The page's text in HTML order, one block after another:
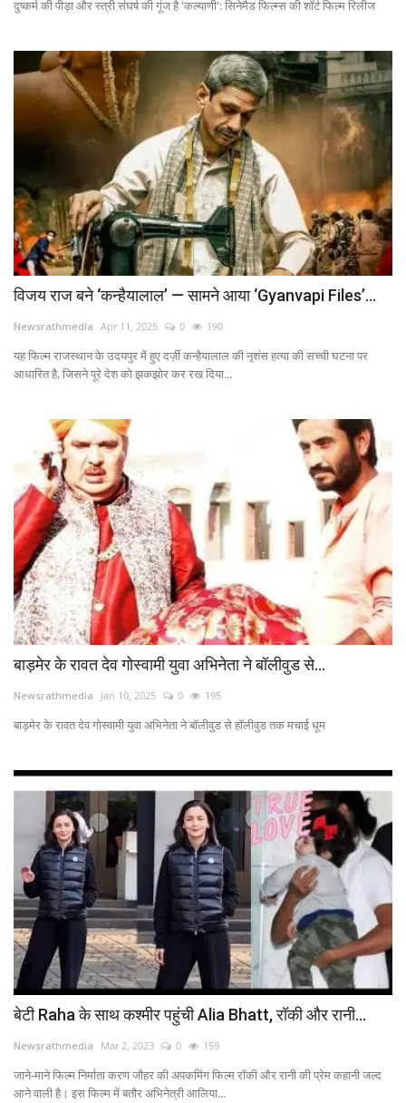
दुष्कर्म की पीड़ा और स्त्री संघर्ष की गूंज है 'कल्याणी': सिनेमैड फिल्म्स की शॉर्ट फिल्म रिलीज
विजय राज बने ‘कन्हैयालाल’ — सामने आया ‘Gyanvapi Files’...
Newsrathmedia Apr 11, 2025 0 190
यह फिल्म राजस्थान के उदयपुर में हुए दर्ज़ी कन्हैयालाल की नृशंस हत्या की सच्ची घटना पर
आधारित है, जिसने पूरे देश को झकझोर कर रख दिया...
बाड़मेर के रावत देव गोस्वामी युवा अभिनेता ने बॉलीवुड से...
Newsrathmedia Jan 10, 2025 0 195
बाड़मेर के रावत देव गोस्वामी युवा अभिनेता ने बॉलीवुड से हॉलीवुड तक मचाई धूम
बेटी Raha के साथ कश्मीर पहुंची Alia Bhatt, रॉकी और रानी...
Newsrathmedia Mar 2, 2023 0 159
जाने-माने फिल्म निर्माता करण जौहर की अपकमिंग फिल्म रॉकी और रानी की प्रेम कहानी जल्द
आने वाली है। इस फिल्म में बतौर अभिनेत्री आलिया...